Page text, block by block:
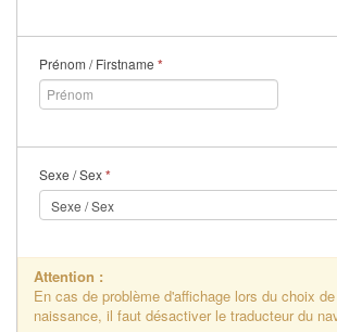
Prénom / Firstname *
Sexe / Sex*
Attention :
En cas de problème d'affichage lors du choix
naissance, il faut désactiver le traducteur du